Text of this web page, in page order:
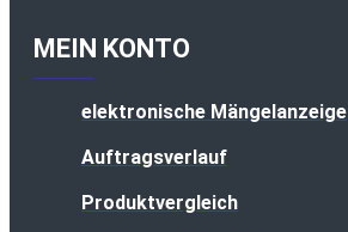
MEIN KONTO
elektronische Mängelanzeige
Auftragsverlauf
Produktvergleich